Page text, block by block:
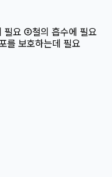
필요 ②철의 흡수에 필요
를 보호하는데 필요